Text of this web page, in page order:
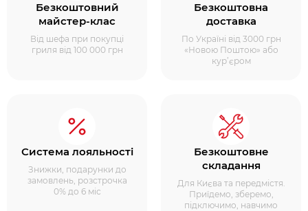
Безкоштовний
майстер-клас
Від шефа при покупці
гриля від 100 000 грн
Безкоштовна
доставка
По Україні від 3000 грн
«Новою Поштою» або
кур’єром
Система лояльності
Знижки, подарунки до
замовлень, розстрочка
0% до 6 міс
Безкоштовне
складання
Для Києва та передмістя.
Приїдемо, зберемо,
підключимо, навчимо